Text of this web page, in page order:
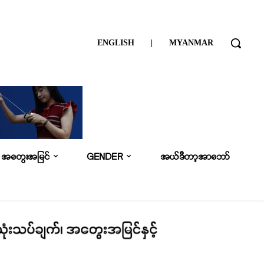
ENGLISH | MYANMAR
အတွေးအမြင် GENDER အယ်ဒီတာ့အာဘော်